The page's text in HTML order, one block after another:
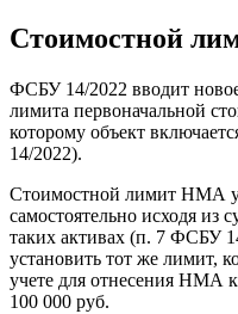
Стоимостной
ФСБУ 14/2022 вводит
лимита первоначальной
которому объект
14/2022).
Стоимостной лимит НМА
самостоятельно исходя из
таких активах (п. 7 ФСБУ
установить тот же лимит,
учете для отнесения НМА
100 000 руб.